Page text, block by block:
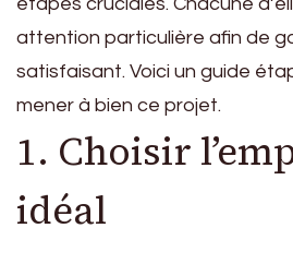
étapes cruciales. Chacune
attention particulière afin de
satisfaisant. Voici un guide
mener à bien ce projet.
1. Choisir
idéal